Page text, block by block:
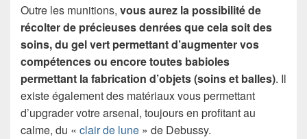
Outre les munitions, vous aurez la possibilité de
récolter de précieuses denrées que cela soit des
soins, du gel vert permettant d’augmenter vos
compétences ou encore toutes babioles
permettant la fabrication d’objets (soins et balles). Il
existe également des matériaux vous permettant
d’upgrader votre arsenal, toujours en profitant au
calme, du « clair de lune » de Debussy.